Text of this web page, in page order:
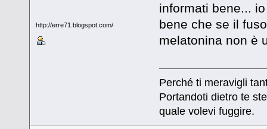
http://erre71.blogspot.com/
informati bene...
bene che se il
melatonina non è
Perché ti meravigli
Portandoti dietro te
quale volevi fuggire.